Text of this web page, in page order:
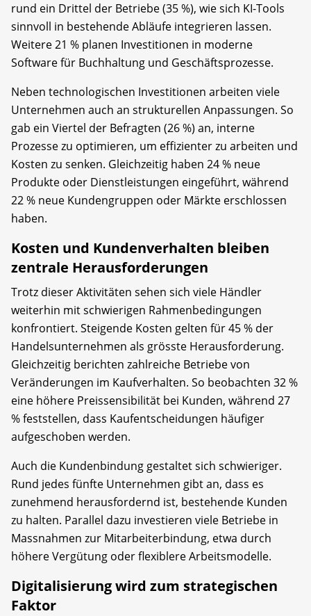
rund ein Drittel der Betriebe (35 %), wie sich KI-Tools
sinnvoll in bestehende Abläufe integrieren lassen.
Weitere 21 % planen Investitionen in moderne
Software für Buchhaltung und Geschäftsprozesse.
Neben technologischen Investitionen arbeiten viele
Unternehmen auch an strukturellen Anpassungen. So
gab ein Viertel der Befragten (26 %) an, interne
Prozesse zu optimieren, um effizienter zu arbeiten und
Kosten zu senken. Gleichzeitig haben 24 % neue
Produkte oder Dienstleistungen eingeführt, während
22 % neue Kundengruppen oder Märkte erschlossen
haben.
Kosten und Kundenverhalten bleiben
zentrale Herausforderungen
Trotz dieser Aktivitäten sehen sich viele Händler
weiterhin mit schwierigen Rahmenbedingungen
konfrontiert. Steigende Kosten gelten für 45 % der
Handelsunternehmen als grösste Herausforderung.
Gleichzeitig berichten zahlreiche Betriebe von
Veränderungen im Kaufverhalten. So beobachten 32 %
eine höhere Preissensibilität bei Kunden, während 27
% feststellen, dass Kaufentscheidungen häufiger
aufgeschoben werden.
Auch die Kundenbindung gestaltet sich schwieriger.
Rund jedes fünfte Unternehmen gibt an, dass es
zunehmend herausfordernd ist, bestehende Kunden
zu halten. Parallel dazu investieren viele Betriebe in
Massnahmen zur Mitarbeiterbindung, etwa durch
höhere Vergütung oder flexiblere Arbeitsmodelle.
Digitalisierung wird zum strategischen
Faktor